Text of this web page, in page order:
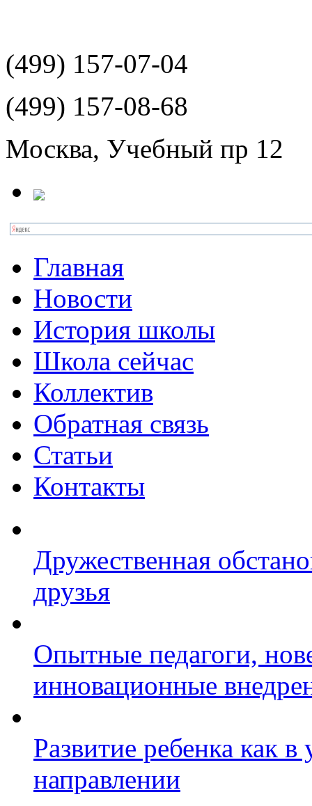
(499) 157-07-04
(499) 157-08-68
Москва, Учебный пр 12
Главная
Новости
История школы
Школа сейчас
Коллектив
Обратная связь
Статьи
Контакты
Дружественная
друзья
Опытные педагоги,
инновационные
Развитие ребенка как
направлении